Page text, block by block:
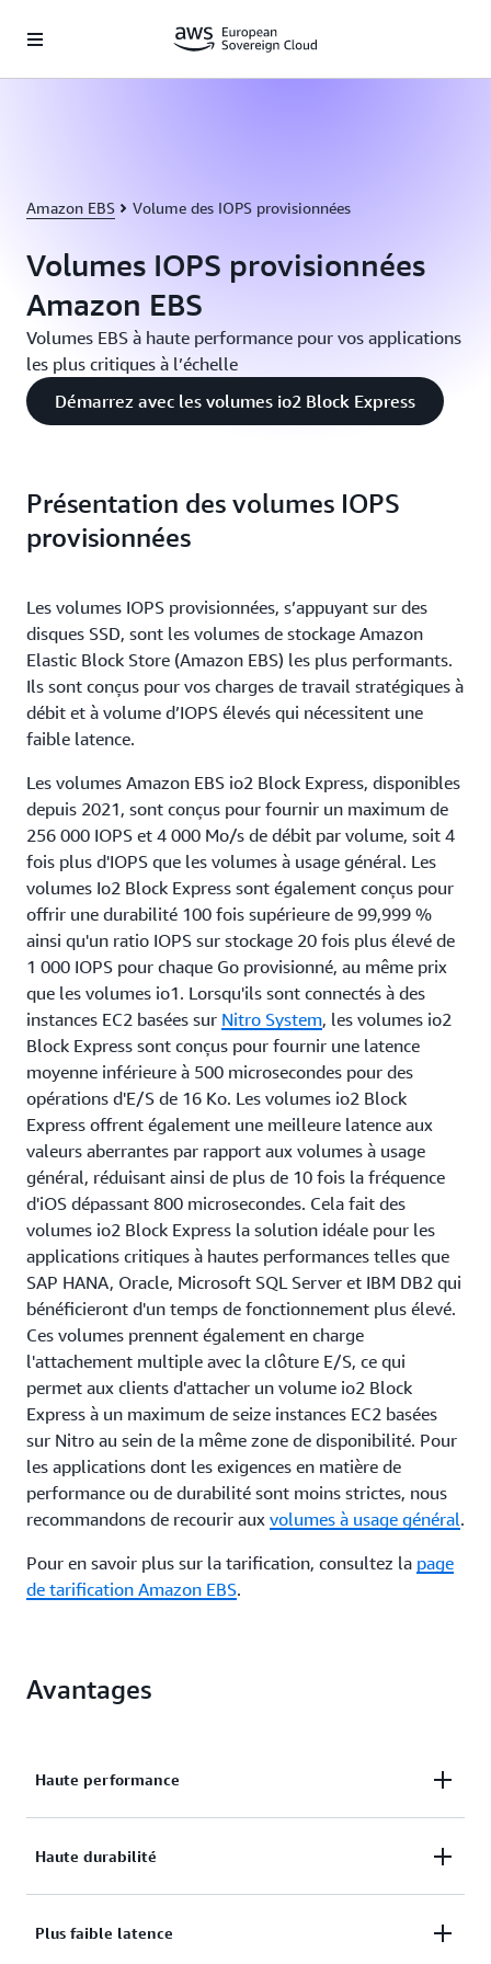
Amazon EBS Volume des IOPS provisionnées
Volumes IOPS provisionnées
Amazon EBS
Volumes EBS à haute performance pour vos applications
les plus critiques à l’échelle
Démarrez avec les volumes io2 Block Express
Présentation des volumes IOPS
provisionnées
Les volumes IOPS provisionnées, s’appuyant sur des
disques SSD, sont les volumes de stockage Amazon
Elastic Block Store (Amazon EBS) les plus performants.
Ils sont conçus pour vos charges de travail stratégiques à
débit et à volume d’IOPS élevés qui nécessitent une
faible latence.
Les volumes Amazon EBS io2 Block Express, disponibles
depuis 2021, sont conçus pour fournir un maximum de
256 000 IOPS et 4 000 Mo/s de débit par volume, soit 4
fois plus d'IOPS que les volumes à usage général. Les
volumes Io2 Block Express sont également conçus pour
offrir une durabilité 100 fois supérieure de 99,999 %
ainsi qu'un ratio IOPS sur stockage 20 fois plus élevé de
1 000 IOPS pour chaque Go provisionné, au même prix
que les volumes io1. Lorsqu'ils sont connectés à des
instances EC2 basées sur Nitro System, les volumes io2
Block Express sont conçus pour fournir une latence
moyenne inférieure à 500 microsecondes pour des
opérations d'E/S de 16 Ko. Les volumes io2 Block
Express offrent également une meilleure latence aux
valeurs aberrantes par rapport aux volumes à usage
général, réduisant ainsi de plus de 10 fois la fréquence
d'iOS dépassant 800 microsecondes. Cela fait des
volumes io2 Block Express la solution idéale pour les
applications critiques à hautes performances telles que
SAP HANA, Oracle, Microsoft SQL Server et IBM DB2 qui
bénéficieront d'un temps de fonctionnement plus élevé.
Ces volumes prennent également en charge
l'attachement multiple avec la clôture E/S, ce qui
permet aux clients d'attacher un volume io2 Block
Express à un maximum de seize instances EC2 basées
sur Nitro au sein de la même zone de disponibilité. Pour
les applications dont les exigences en matière de
performance ou de durabilité sont moins strictes, nous
recommandons de recourir aux volumes à usage général.
Pour en savoir plus sur la tarification, consultez la page
de tarification Amazon EBS.
Avantages
Haute performance
Les volumes Amazon EBS io2 Block Express
critiques les plus intensives, notamment SAP HANA,
Haute durabilité
Les volumes Amazon EBS sont hautement
Plus faible latence